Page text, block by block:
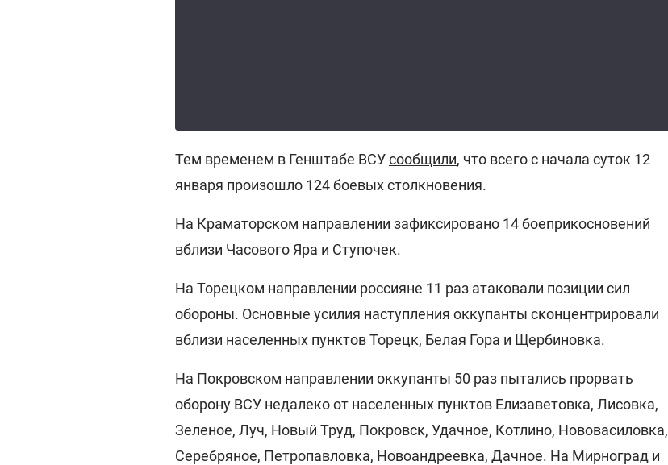
Тем временем в Генштабе ВСУсообщили, что всего с начала суток 12
января произошло 124 боевых столкновения.
На Краматорском направлении зафиксировано 14 боеприкосновений
вблизи Часового Яра и Ступочек.
На Торецком направлении россияне 11 раз атаковали позиции сил
обороны. Основные усилия наступления оккупанты сконцентрировали
вблизи населенных пунктов Торецк, Белая Гора и Щербиновка.
На Покровском направлении оккупанты 50 раз пытались прорвать
оборону ВСУ недалеко от населенных пунктов Елизаветовка, Лисовка,
Зеленое, Луч, Новый Труд, Покровск, Удачное, Котлино, Нововасиловка,
Серебряное, Петропавловка, Новоандреевка, Дачное. На Мирноград и